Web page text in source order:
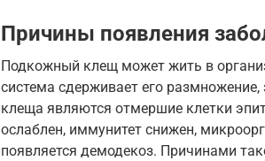
Причины появления
Подкожный клещ может жить в
система сдерживает его
клеща являются отмершие клетки
ослаблен, иммунитет снижен,
появляется демодекоз. Причинами